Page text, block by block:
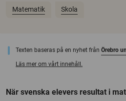
Matematik Skola
Texten baseras på en nyhet från Örebro
Läs mer om vårt innehåll.
När svenska elevers resultat i